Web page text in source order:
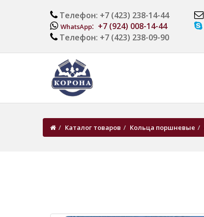
Телефон: +7 (423) 238-14-44
WhatsApp: +7 (924) 008-14-44
Телефон: +7 (423) 238-09-90
Каталог товаров Кольца поршневые